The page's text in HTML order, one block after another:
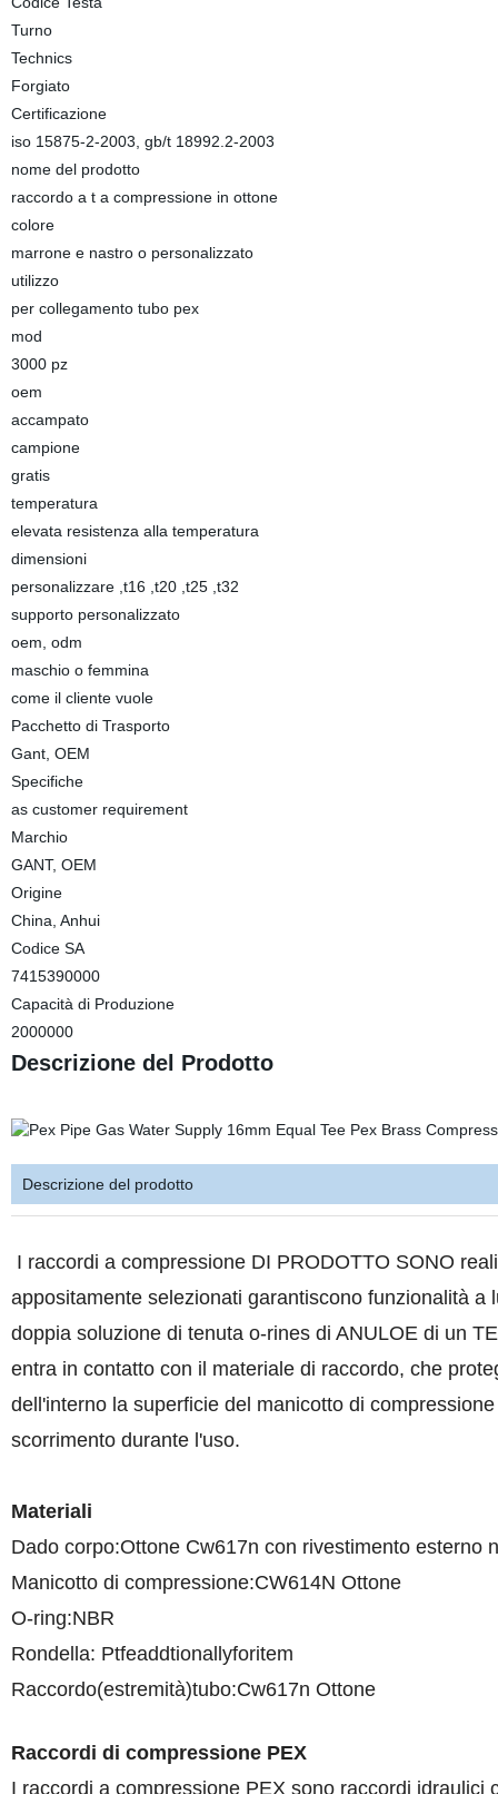
Turno
Technics
Forgiato
Certificazione
iso 15875-2-2003, gb/t 18992.2-2003
nome del prodotto
raccordo a t a compressione in ottone
colore
marrone e nastro o personalizzato
utilizzo
per collegamento tubo pex
mod
3000 pz
oem
accampato
campione
gratis
temperatura
elevata resistenza alla temperatura
dimensioni
personalizzare ,t16 ,t20 ,t25 ,t32
supporto personalizzato
oem, odm
maschio o femmina
come il cliente vuole
Pacchetto di Trasporto
Gant, OEM
Specifiche
as customer requirement
Marchio
GANT, OEM
Origine
China, Anhui
Codice SA
7415390000
Capacità di Produzione
2000000
Descrizione del Prodotto
Descrizione del prodotto
I raccordi a compressione DI PRODOTTO SONO
appositamente selezionati garantiscono funzionalità
doppia soluzione di tenuta o-rines di ANULOE di un
entra in contatto con il materiale di raccordo, che
dell'interno la superficie del manicotto di
scorrimento durante l'uso.
Materiali
Dado corpo:Ottone Cw617n con rivestimento esterno
Manicotto di compressione:CW614N Ottone
O-ring:NBR
Rondella: Ptfeaddtionallyforitem
Raccordo(estremità)tubo:Cw617n Ottone
Raccordi di compressione PEX
I raccordi a compressione PEX sono raccordi